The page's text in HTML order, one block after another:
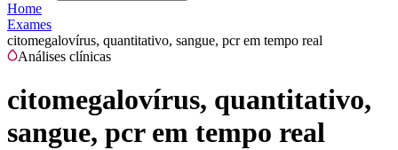
Home
Exames
citomegalovírus, quantitativo, sangue, pcr em tempo real
Análises clínicas
citomegalovírus, quantitativo,
sangue, pcr em tempo real